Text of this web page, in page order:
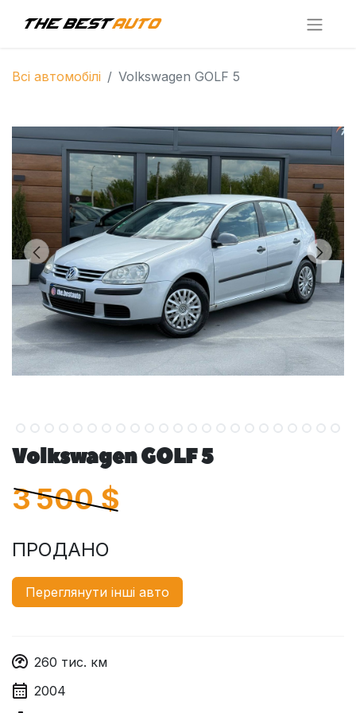
Всі автомобілі Volkswagen GOLF 5
Volkswagen GOLF 5
3 500$
ПРОДАНО
Переглянути інші авто
260 тис. км
2004